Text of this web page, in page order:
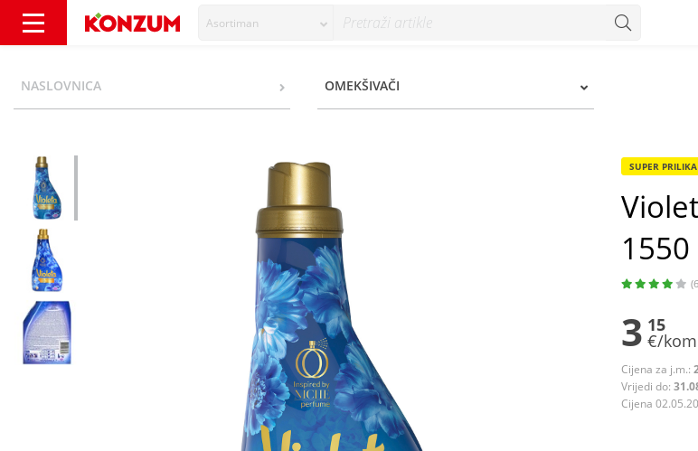
Asortiman
NASLOVNICA OMEKŠIVAČI
SUPER PRILIKA
3 15
€/kom
Cijena za j.m.:
Vrijedi do:
Cijena